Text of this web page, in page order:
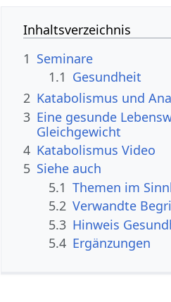
Inhaltsverzeichnis
1 Seminare
1.1 Gesundheit
2 Katabolismus und
3 Eine gesunde
Gleichgewicht
4 Katabolismus Video
5 Siehe auch
5.1 Themen im
5.2 Verwandte
5.3 Hinweis
5.4 Ergänzungen